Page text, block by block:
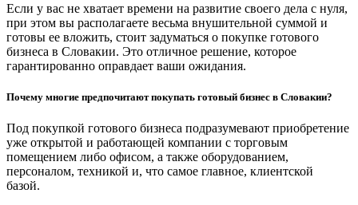
Если у вас не хватает времени на развитие своего дела с нуля,
при этом вы располагаете весьма внушительной суммой и
готовы ее вложить, стоит задуматься о покупке готового
бизнеса в Словакии. Это отличное решение, которое
гарантированно оправдает ваши ожидания.
Почему многие предпочитают покупать готовый бизнес в Словакии?
Под покупкой готового бизнеса подразумевают приобретение
уже открытой и работающей компании с торговым
помещением либо офисом, а также оборудованием,
персоналом, техникой и, что самое главное, клиентской
базой.